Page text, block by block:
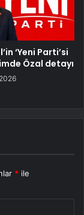
‘Yeni Parti’si
Özal detayı
* ile